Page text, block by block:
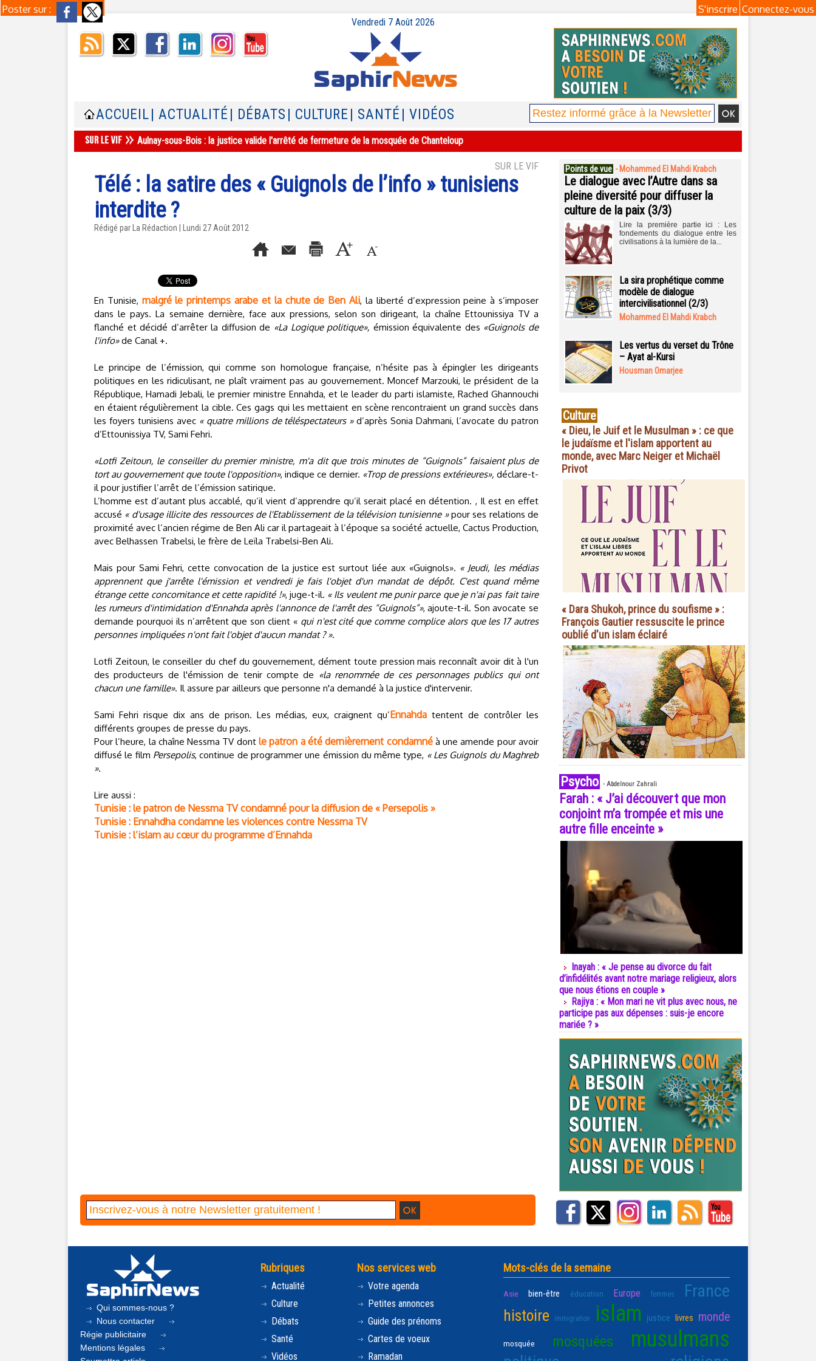
Poster sur : Connectez-vous
S'inscrire
Vendredi 7 Août 2026
ACCUEIL | ACTUALITÉ | DÉBATS | CULTURE | SANTÉ | VIDÉOS
Aulnay-sous-Bois : la justice valide l'arrêté de fermeture de la mosquée de Chanteloup
SUR LE VIF
Télé : la satire des « Guignols de l’info » tunisiens
interdite ?
Rédigé par La Rédaction | Lundi 27 Août 2012
En Tunisie, malgré le printemps arabe et la chute de Ben Ali, la liberté d’expression peine à s’imposer
dans le pays. La semaine dernière, face aux pressions, selon son dirigeant, la chaîne Ettounissiya TV a
flanché et décidé d’arrêter la diffusion de «La Logique politique», émission équivalente des «Guignols de
l'info»de Canal +.
Le principe de l’émission, qui comme son homologue française, n’hésite pas à épingler les dirigeants
politiques en les ridiculisant, ne plaît vraiment pas au gouvernement. Moncef Marzouki, le président de la
République, Hamadi Jebali, le premier ministre Ennahda, et le leader du parti islamiste, Rached Ghannouchi
en étaient régulièrement la cible. Ces gags qui les mettaient en scène rencontraient un grand succès dans
les foyers tunisiens avec « quatre millions de téléspectateurs »d’après Sonia Dahmani, l’avocate du patron
d’Ettounissiya TV, Sami Fehri.
«Lotfi Zeitoun, le conseiller du premier ministre, m'a dit que trois minutes de “Guignols” faisaient plus de
tort au gouvernement que toute l'opposition», indique ce dernier. «Trop de pressions extérieures», déclare-t-
il pour justifier l’arrêt de l’émission satirique.
L’homme est d’autant plus accablé, qu’il vient d’apprendre qu’il serait placé en détention. , Il est en effet
accusé « d'usage illicite des ressources de l'Etablissement de la télévision tunisienne »pour ses relations de
proximité avec l’ancien régime de Ben Ali car il partageait à l’époque sa société actuelle, Cactus Production,
avec Belhassen Trabelsi, le frère de Leïla Trabelsi-Ben Ali.
Mais pour Sami Fehri, cette convocation de la justice est surtout liée aux «Guignols». « Jeudi, les médias
apprennent que j'arrête l'émission et vendredi je fais l'objet d'un mandat de dépôt. C'est quand même
étrange cette concomitance et cette rapidité !», juge-t-il. « Ils veulent me punir parce que je n'ai pas fait taire
les rumeurs d'intimidation d'Ennahda après l'annonce de l'arrêt des “Guignols”», ajoute-t-il. Son avocate se
demande pourquoi ils n’arrêtent que son client «qui n'est cité que comme complice alors que les 17 autres
personnes impliquées n'ont fait l'objet d'aucun mandat ? ».
Lotfi Zeitoun, le conseiller du chef du gouvernement, dément toute pression mais reconnaît avoir dit à l'un
des producteurs de l'émission de tenir compte de «la renommée de ces personnages publics qui ont
chacun une famille». Il assure par ailleurs que personne n'a demandé à la justice d'intervenir.
Sami Fehri risque dix ans de prison. Les médias, eux, craignent qu’Ennahda tentent de contrôler les
différents groupes de presse du pays.
Pour l’heure, la chaîne Nessma TV dontle patron a été dernièrement condamné à une amende pour avoir
diffusé le film Persepolis, continue de programmer une émission du même type, « Les Guignols du Maghreb
».
Lire aussi :
Tunisie : le patron de Nessma TV condamné pour la diffusion de « Persepolis »
Tunisie : Ennahdha condamne les violences contre Nessma TV
Tunisie : l’islam au cœur du programme d’Ennahda
Points de vue - Mohammed El Mahdi Krabch
Le dialogue avec l’Autre dans sa
pleine diversité pour diffuser la
culture de la paix (3/3)
Lire la première partie ici : Les
fondements du dialogue entre les
civilisations à la lumière de la...
La sira prophétique comme
modèle de dialogue
intercivilisationnel (2/3)
Mohammed El Mahdi Krabch
Les vertus du verset du Trône
– Ayat al-Kursi
Housman Omarjee
Culture
« Dieu, le Juif et le Musulman » : ce que
le judaïsme et l'islam apportent au
monde, avec Marc Neiger et Michaël
Privot
« Dara Shukoh, prince du soufisme » :
François Gautier ressuscite le prince
oublié d'un islam éclairé
Psycho - Abdelnour Zahrali
Farah : « J’ai découvert que mon
conjoint m’a trompée et mis une
autre fille enceinte »
Inayah : « Je pense au divorce du fait
d’infidélités avant notre mariage religieux, alors
que nous étions en couple »
Rajiya : « Mon mari ne vit plus avec nous, ne
participe pas aux dépenses : suis-je encore
mariée ? »
Qui sommes-nous ?
Nous contacter
Régie publicitaire
Mentions légales
Rubriques
Actualité
Culture
Débats
Santé
Vidéos
Nos services web
Votre agenda
Petites annonces
Guide des prénoms
Cartes de voeux
Ramadan
Mots-clés de la semaine
Asie bien-être éducation Europe femmes France
histoire immigration islam justice livres monde
mosquée mosquées musulmans